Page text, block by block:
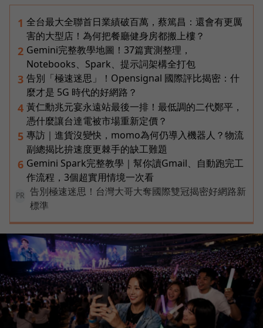
1 全台最大全聯首日業績破百萬，蔡篤昌：還會有更厲
害的大型店！為何把餐廳健身房都搬上樓？
2 Gemini完整教學地圖！37篇實測整理，
Notebooks、Spark、提示詞架構全打包
3 告別「極速迷思」！Opensignal 國際評比揭密：什
麼才是 5G 時代的好網路？
4 黃仁勳兆元宴永遠站最後一排！最低調的二代鄭平，
憑什麼讓台達電被市場重新定價？
5 專訪｜進貨沒變快，momo為何仍導入機器人？物流
副總揭比拚速度更棘手的缺工難題
6 Gemini Spark完整教學｜幫你讀Gmail、自動跑完工
作流程，3個超實用情境一次看
PR
告別極速迷思！台灣大哥大奪國際雙冠揭密好網路新
標準